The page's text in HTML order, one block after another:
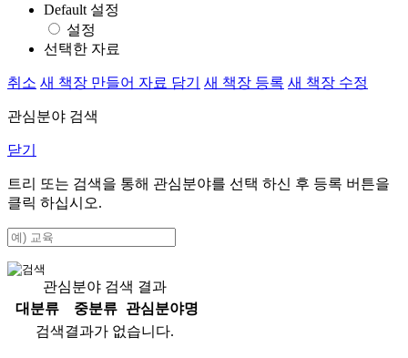
Default 설정
설정
선택한 자료
취소 새 책장 만들어 자료 담기 새 책장 등록 새 책장 수정
관심분야 검색
닫기
트리 또는 검색을 통해 관심분야를 선택 하신 후 등록 버튼을
클릭 하십시오.
관심분야 검색 결과
대분류
중분류
관심분야명
검색결과가 없습니다.